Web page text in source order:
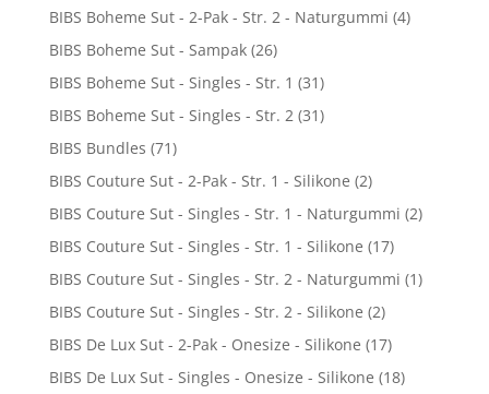
BIBS Boheme Sut - 2-Pak - Str. 2 - Naturgummi (4)
BIBS Boheme Sut - Sampak (26)
BIBS Boheme Sut - Singles - Str. 1 (31)
BIBS Boheme Sut - Singles - Str. 2 (31)
BIBS Bundles (71)
BIBS Couture Sut - 2-Pak - Str. 1 - Silikone (2)
BIBS Couture Sut - Singles - Str. 1 - Naturgummi (2)
BIBS Couture Sut - Singles - Str. 1 - Silikone (17)
BIBS Couture Sut - Singles - Str. 2 - Naturgummi (1)
BIBS Couture Sut - Singles - Str. 2 - Silikone (2)
BIBS De Lux Sut - 2-Pak - Onesize - Silikone (17)
BIBS De Lux Sut - Singles - Onesize - Silikone (18)